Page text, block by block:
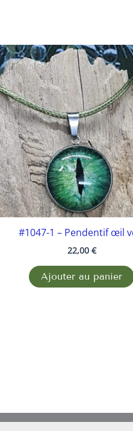
#1047-1 – Pendentif œil
22,00 €
Ajouter au panier